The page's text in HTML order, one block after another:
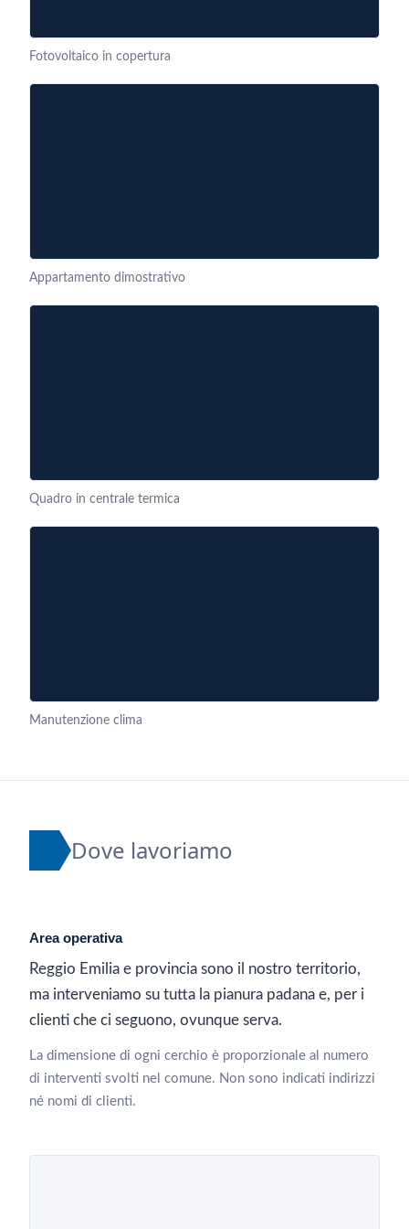
Fotovoltaico in copertura
Appartamento dimostrativo
Quadro in centrale termica
Manutenzione clima
Dove lavoriamo
Area operativa
Reggio Emilia e provincia sono il nostro territorio,
ma interveniamo su tutta la pianura padana e, per i
clienti che ci seguono, ovunque serva.
La dimensione di ogni cerchio è proporzionale al numero
di interventi svolti nel comune. Non sono indicati indirizzi
né nomi di clienti.